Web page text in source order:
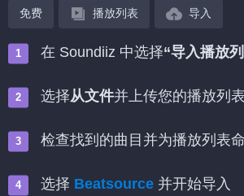
免费 播放列表 导入
在 Soundiiz 中选择“导入播放
选择从文件并上传您的播放列
检查找到的曲目并为播放列表
选择 Beatsource 并开始导入